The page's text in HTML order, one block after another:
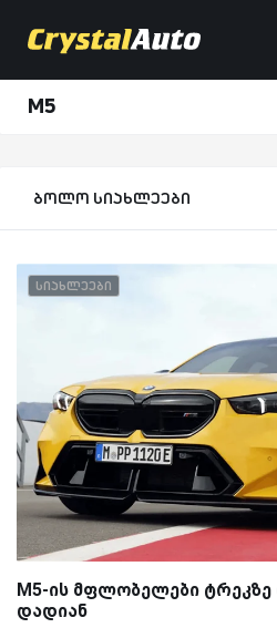
M5
ბოლო სიახლეები
სიახლეები
M5-ის მფლობელები
დადიან